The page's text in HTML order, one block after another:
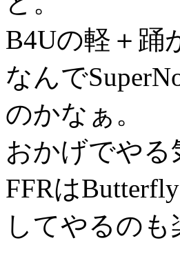
B4Uの軽＋踊
なんで
のかなぁ。
おかげでや
FFRは
してやるのも